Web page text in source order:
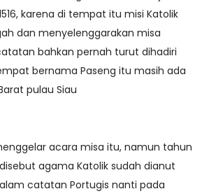
karena di tempat itu misi Katolik
dan menyelenggarakan misa
bahkan pernah turut dihadiri
bernama Paseng itu masih ada
pulau Siau
acara misa itu, namun tahun
agama Katolik sudah dianut
catatan Portugis nanti pada